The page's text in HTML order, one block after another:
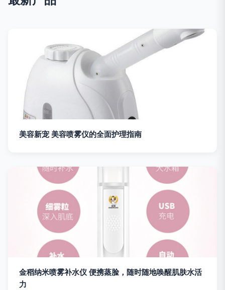
美容新宠 美容喷雾仪的全面护理指南
金稻纳米喷雾补水仪 便携蒸脸，随时随地唤醒肌肤水活
力